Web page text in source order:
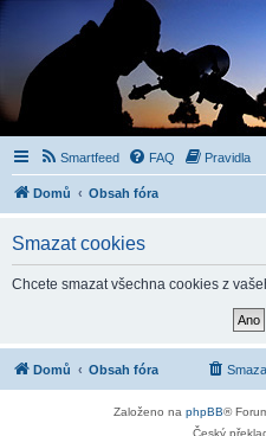
Smartfeed FAQ Pravidla
Domů Obsah fóra
Smazat cookies
Chcete smazat všechna cookies z
Domů Obsah fóra
Založeno na phpBB®
Český